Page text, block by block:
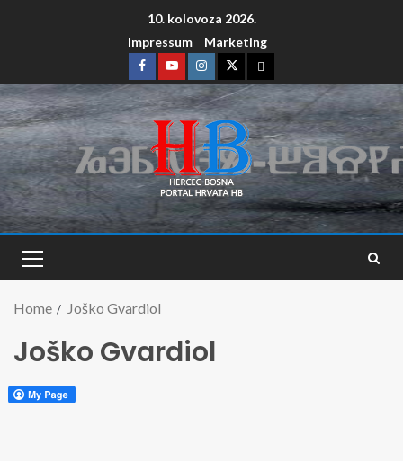
10. kolovoza 2026.
Impressum
Marketing
Home Joško Gvardiol
Joško Gvardiol